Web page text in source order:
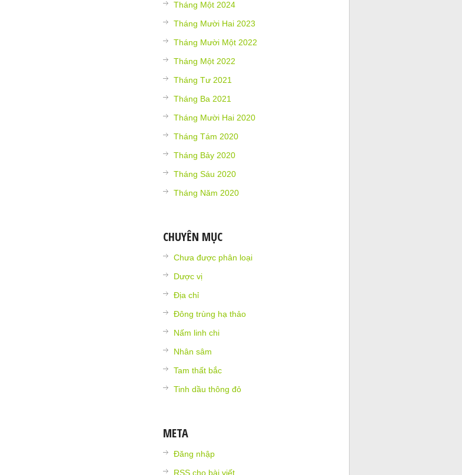
Tháng Một 2024
Tháng Mười Hai 2023
Tháng Mười Một 2022
Tháng Một 2022
Tháng Tư 2021
Tháng Ba 2021
Tháng Mười Hai 2020
Tháng Tám 2020
Tháng Bảy 2020
Tháng Sáu 2020
Tháng Năm 2020
CHUYÊN MỤC
Chưa được phân loại
Dược vị
Địa chỉ
Đông trùng hạ thảo
Nấm linh chi
Nhân sâm
Tam thất bắc
Tinh dầu thông đỏ
META
Đăng nhập
RSS cho bài viết